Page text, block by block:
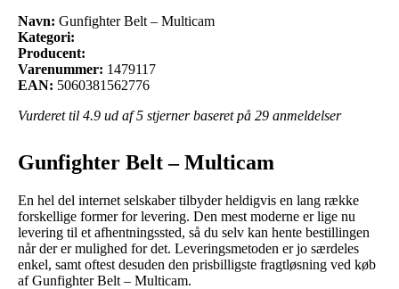
Navn: Gunfighter Belt – Multicam
Kategori:
Producent:
Varenummer: 1479117
EAN: 5060381562776
Vurderet til 4.9 ud af 5 stjerner baseret på 29 anmeldelser
Gunfighter Belt – Multicam
En hel del internet selskaber tilbyder heldigvis en lang række
forskellige former for levering. Den mest moderne er lige nu
levering til et afhentningssted, så du selv kan hente bestillingen
når der er mulighed for det. Leveringsmetoden er jo særdeles
enkel, samt oftest desuden den prisbilligste fragtløsning ved køb
af Gunfighter Belt – Multicam.